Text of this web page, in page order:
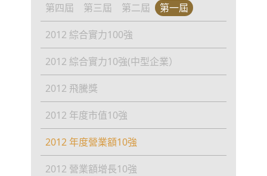
第四屆
第三屆 第二屆 第一屆
2012 綜合實力100強
2012 綜合實力10強(中型企業）
2012 飛騰獎
2012 年度市值10強
2012 年度營業額10強
2012 營業額增長10強